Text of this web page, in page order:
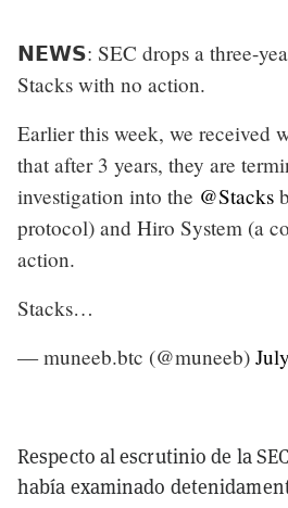
𝗡𝗘𝗪𝗦: SEC drops a three-
Stacks with no action.
Earlier this week, we received
that after 3 years, they are
investigation into the @Stacks
protocol) and Hiro System (a
action.
Stacks…
— muneeb.btc (@muneeb)
Respecto al escrutinio de la
había examinado